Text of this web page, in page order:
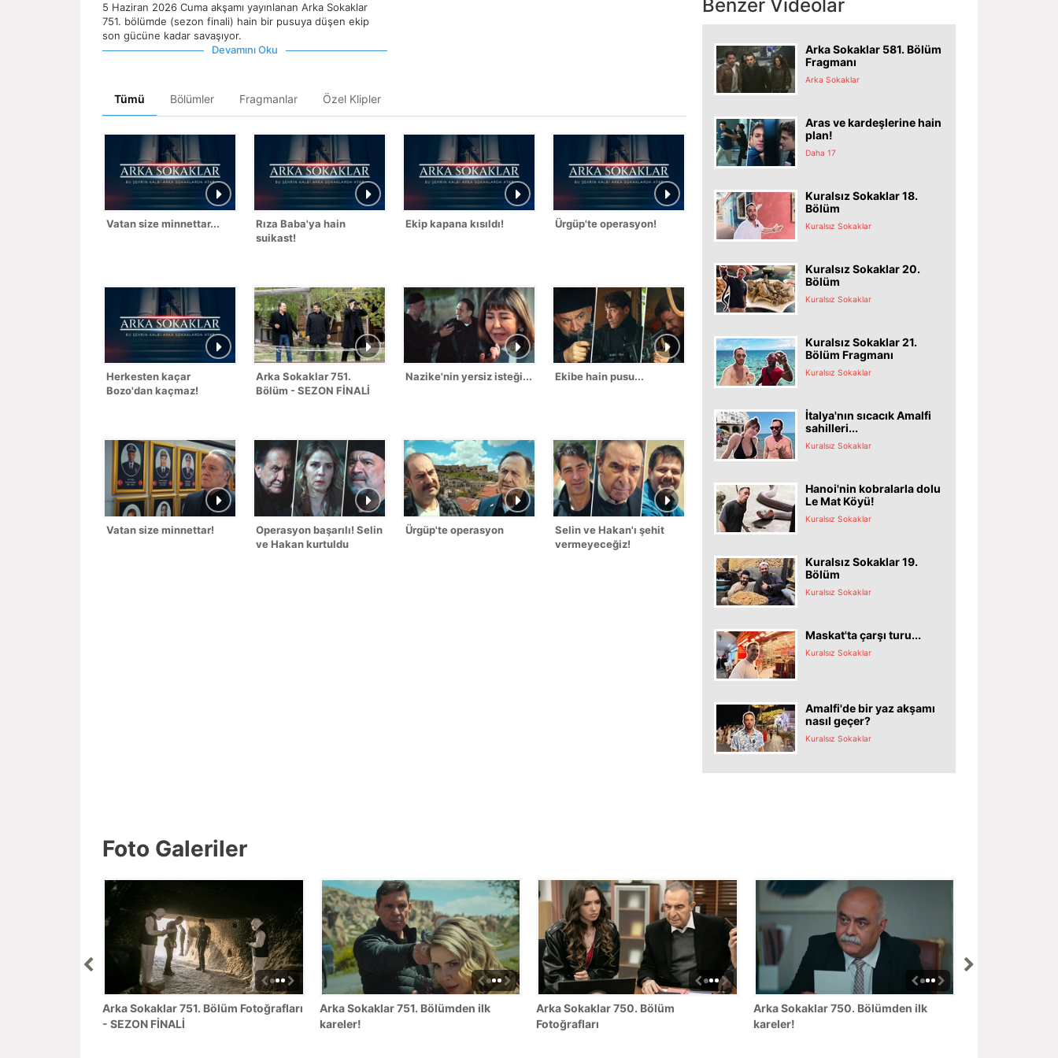
5 Haziran 2026 Cuma akşamı yayınlanan Arka Sokaklar
751. bölümde (sezon finali) hain bir pusuya düşen ekip
son gücüne kadar savaşıyor.
Devamını Oku
Tümü Bölümler Fragmanlar Özel Klipler
Vatan size minnettar...
Rıza Baba'ya hain
suikast!
Ekip kapana kısıldı! Ürgüp'te operasyon!
Herkesten kaçar
Bozo'dan kaçmaz!
Arka Sokaklar 751.
Bölüm - SEZON FİNALİ
Nazike'nin yersiz isteği... Ekibe hain pusu...
Vatan size minnettar!
Operasyon başarılı! Selin
ve Hakan kurtuldu
Ürgüp'te operasyon
Selin ve Hakan'ı şehit
vermeyeceğiz!
Benzer Videolar
Arka Sokaklar 581. Bölüm
Fragmanı
Arka Sokaklar
Aras ve kardeşlerine hain
plan!
Daha 17
Kuralsız Sokaklar 18.
Bölüm
Kuralsız Sokaklar
Kuralsız Sokaklar 20.
Bölüm
Kuralsız Sokaklar
Kuralsız Sokaklar 21.
Bölüm Fragmanı
Kuralsız Sokaklar
İtalya'nın sıcacık Amalfi
sahilleri...
Kuralsız Sokaklar
Hanoi'nin kobralarla dolu
Le Mat Köyü!
Kuralsız Sokaklar
Kuralsız Sokaklar 19.
Bölüm
Kuralsız Sokaklar
Maskat'ta çarşı turu...
Kuralsız Sokaklar
Amalfi'de bir yaz akşamı
nasıl geçer?
Kuralsız Sokaklar
Foto Galeriler
Arka Sokaklar 751. Bölüm Fotoğrafları
- SEZON FİNALİ
Arka Sokaklar 751. Bölümden ilk
kareler!
Arka Sokaklar 750. Bölüm
Fotoğrafları
Arka Sokaklar 750. Bölümden ilk
kareler!